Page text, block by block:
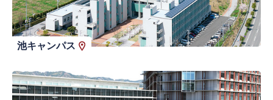
池キャンパス